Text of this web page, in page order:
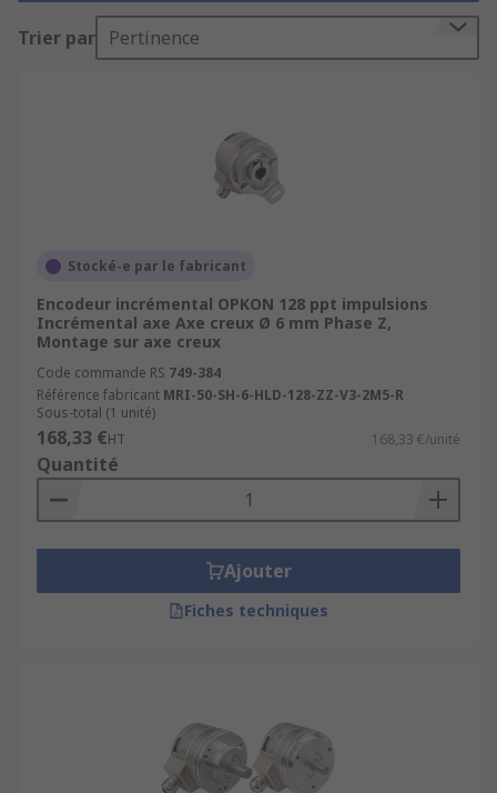
Trier par Pertinence
Stocké-e par le fabricant
Encodeur incrémental OPKON 128 ppt impulsions
Incrémental axe Axe creux Ø 6 mm Phase Z,
Montage sur axe creux
Code commande RS 749-384
Référence fabricant MRI-50-SH-6-HLD-128-ZZ-V3-2M5-R
Sous-total (1 unité)
168,33 €HT 168,33 €/unité
Quantité
Ajouter
Fiches techniques